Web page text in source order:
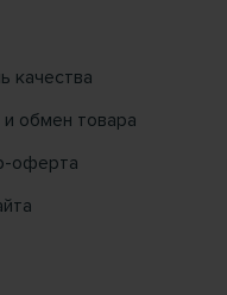
качества
и обмен товара
оферта